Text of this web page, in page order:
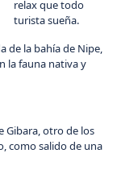
relax que todo
turista sueña.
de la bahía de Nipe,
la fauna nativa y
Gibara, otro de los
como salido de una